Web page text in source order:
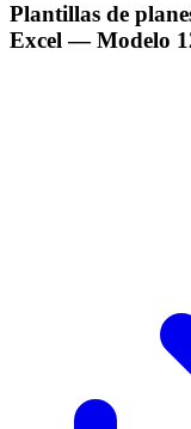
Plantillas de
Excel— Modelo